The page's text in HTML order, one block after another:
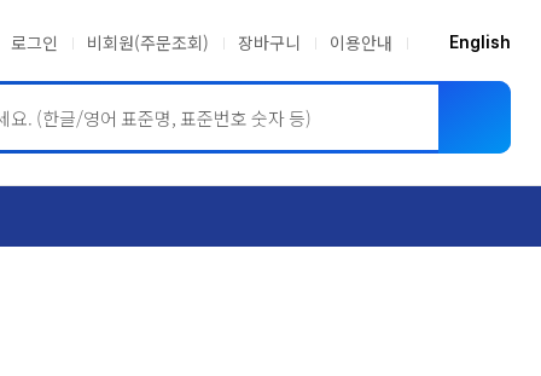
로그인 비회원(주문조회) 장바구니 이용안내 English